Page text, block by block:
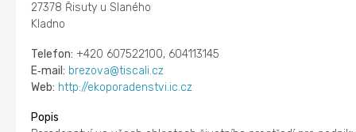
27378 Řisuty u Slaného
Kladno
Telefon: +420 607522100, 604113145
E‑mail: brezova@tiscali.cz
Web: http://ekoporadenstvi.ic.cz
Popis